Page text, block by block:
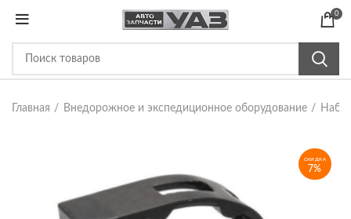
0
Главная Внедорожное и экспедиционное оборудование
СКИДКА
7%